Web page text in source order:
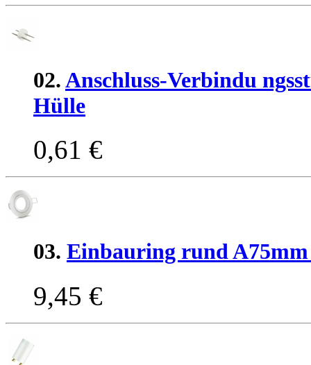
02.Anschluss-Verbindu
Hülle
0,61 €
03. Einbauring rund
9,45 €